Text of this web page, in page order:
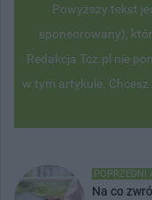
Powyższy tekst
sponsorowany),
Redakcja Tcz.pl nie
w tym artykule.
POPRZEDNI
Na co